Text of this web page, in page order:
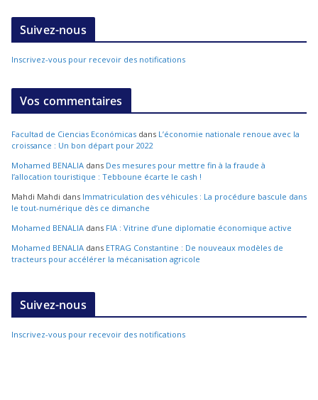
Suivez-nous
Inscrivez-vous pour recevoir des notifications
Vos commentaires
Facultad de Ciencias Económicas dans L’économie nationale renoue avec la
croissance : Un bon départ pour 2022
Mohamed BENALIA dans Des mesures pour mettre fin à la fraude à
l’allocation touristique : Tebboune écarte le cash !
Mahdi Mahdi dans Immatriculation des véhicules : La procédure bascule dans
le tout-numérique dès ce dimanche
Mohamed BENALIA dans FIA : Vitrine d’une diplomatie économique active
Mohamed BENALIA dans ETRAG Constantine : De nouveaux modèles de
tracteurs pour accélérer la mécanisation agricole
Suivez-nous
Inscrivez-vous pour recevoir des notifications